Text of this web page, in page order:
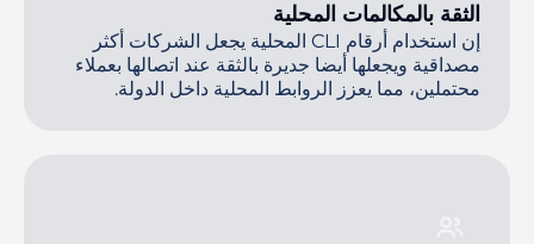
الثقة بالمكالمات المحلية
إن استخدام أرقام CLI المحلية يجعل الشركات أكثر
مصداقية ويجعلها أيضا جديرة بالثقة عند اتصالها بعملاء
محتملين، مما يعزز الروابط المحلية داخل الدولة.